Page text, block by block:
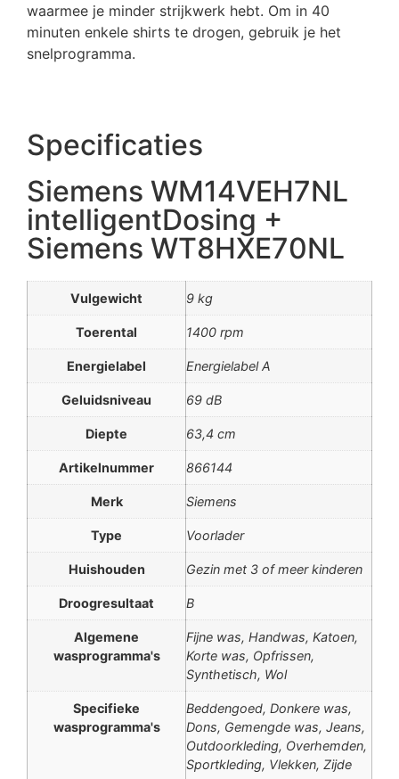
waarmee je minder strijkwerk hebt. Om in 40
minuten enkele shirts te drogen, gebruik je het
snelprogramma.
Specificaties
Siemens WM14VEH7NL
intelligentDosing +
Siemens WT8HXE70NL
Vulgewicht 9 kg
Toerental 1400 rpm
Energielabel Energielabel A
Geluidsniveau 69 dB
Diepte 63,4 cm
Artikelnummer 866144
Merk Siemens
Type Voorlader
Huishouden Gezin met 3 of meer kinderen
Droogresultaat B
Algemene
wasprogramma's
Fijne was, Handwas, Katoen,
Korte was, Opfrissen,
Synthetisch, Wol
Specifieke
wasprogramma's
Beddengoed, Donkere was,
Dons, Gemengde was, Jeans,
Outdoorkleding, Overhemden,
Sportkleding, Vlekken, Zijde